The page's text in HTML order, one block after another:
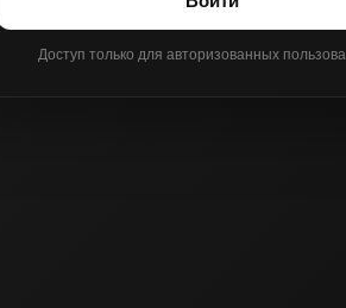
Доступ только для авторизованных